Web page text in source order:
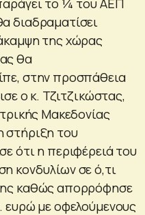
διαδραματίσει
της χώρας
θα
στην προσπάθεια
ο κ. Τζιτζικώστας,
Μακεδονίας
στήριξη του
ότι η περιφέρειά του
κονδυλίων σε ό,τι
καθώς απορρόφησε
ευρώ με οφελούμενους